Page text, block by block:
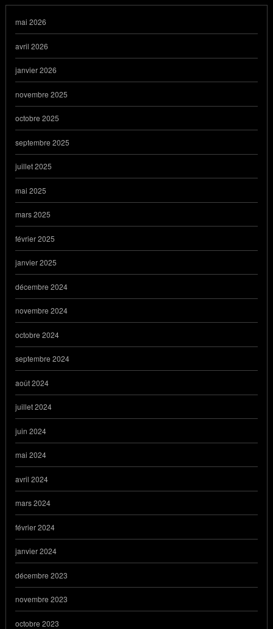
mai 2026
avril 2026
janvier 2026
novembre 2025
octobre 2025
septembre 2025
juillet 2025
mai 2025
mars 2025
février 2025
janvier 2025
décembre 2024
novembre 2024
octobre 2024
septembre 2024
août 2024
juillet 2024
juin 2024
mai 2024
avril 2024
mars 2024
février 2024
janvier 2024
décembre 2023
novembre 2023
octobre 2023